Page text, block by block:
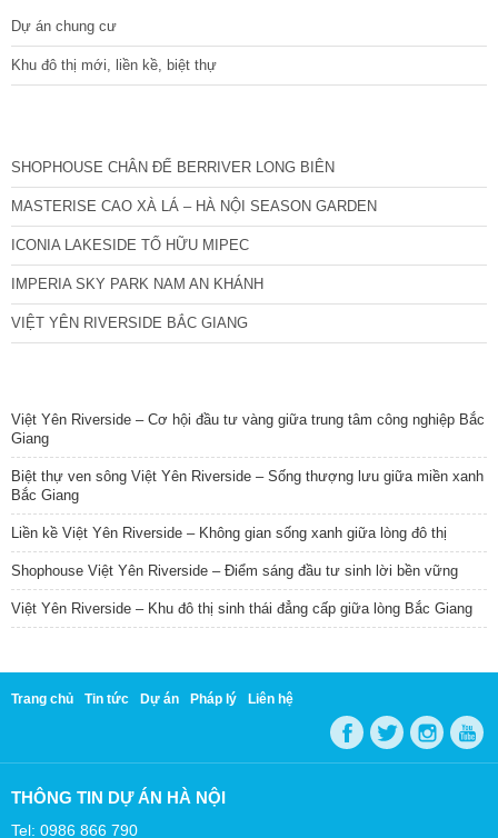
Dự án chung cư
Khu đô thị mới, liền kề, biệt thự
SHOPHOUSE CHÂN ĐẾ BERRIVER LONG BIÊN
MASTERISE CAO XÀ LÁ – HÀ NỘI SEASON GARDEN
ICONIA LAKESIDE TỐ HỮU MIPEC
IMPERIA SKY PARK NAM AN KHÁNH
VIỆT YÊN RIVERSIDE BẮC GIANG
Việt Yên Riverside – Cơ hội đầu tư vàng giữa trung tâm công nghiệp Bắc
Giang
Biệt thự ven sông Việt Yên Riverside – Sống thượng lưu giữa miền xanh
Bắc Giang
Liền kề Việt Yên Riverside – Không gian sống xanh giữa lòng đô thị
Shophouse Việt Yên Riverside – Điểm sáng đầu tư sinh lời bền vững
Việt Yên Riverside – Khu đô thị sinh thái đẳng cấp giữa lòng Bắc Giang
Trang chủ Tin tức Dự án Pháp lý Liên hệ
THÔNG TIN DỰ ÁN HÀ NỘI
Tel: 0986 866 790